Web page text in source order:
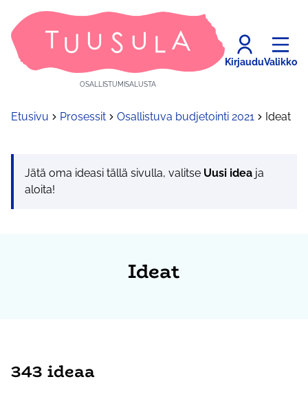
OSALLISTUMISALUSTA
KirjauduValikko
Etusivu Prosessit Osallistuva budjetointi 2021 Ideat
Jätä oma ideasi tällä sivulla, valitse Uusi idea ja
aloita!
Ideat
343 ideaa